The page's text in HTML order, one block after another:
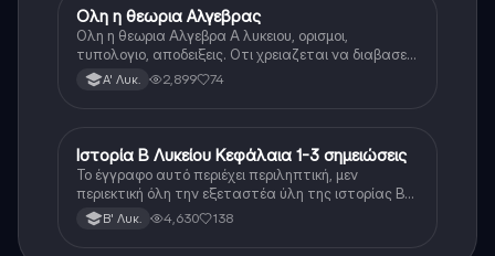
Μαθηματικά
Ολη η θεωρια Αλγεβρας
Ολη η θεωρια Αλγεβρα Α λυκειου, ορισμοι,
τυπολογιο, αποδειξεις. Οτι χρειαζεται να διαβασεις
για το θεωρητικο κομματι της αλγεβρας.
Α' Λυκ. 2,899 74
Ιστορία
Ιστορία Β Λυκείου Κεφάλαια 1-3 σημειώσεις
Το έγγραφο αυτό περιέχει περιληπτική, μεν
περιεκτική όλη την εξεταστέα ύλη της ιστορίας Β
λυκείου για τα πρώτα 3 Κεφάλαια, δηλαδή την
μισή ύλη. Το έγγραφο έχει γραφτεί με προσοχή και
Β' Λυκ. 4,630 138